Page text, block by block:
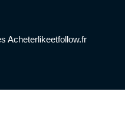
Acheterlikeetfollow.fr